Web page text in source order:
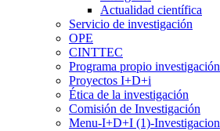
Actualidad científica
Servicio de investigación
OPE
CINTTEC
Programa propio investigación
Proyectos I+D+i
Ética de la investigación
Comisión de Investigación
Menu-I+D+I (1)-Investigacion